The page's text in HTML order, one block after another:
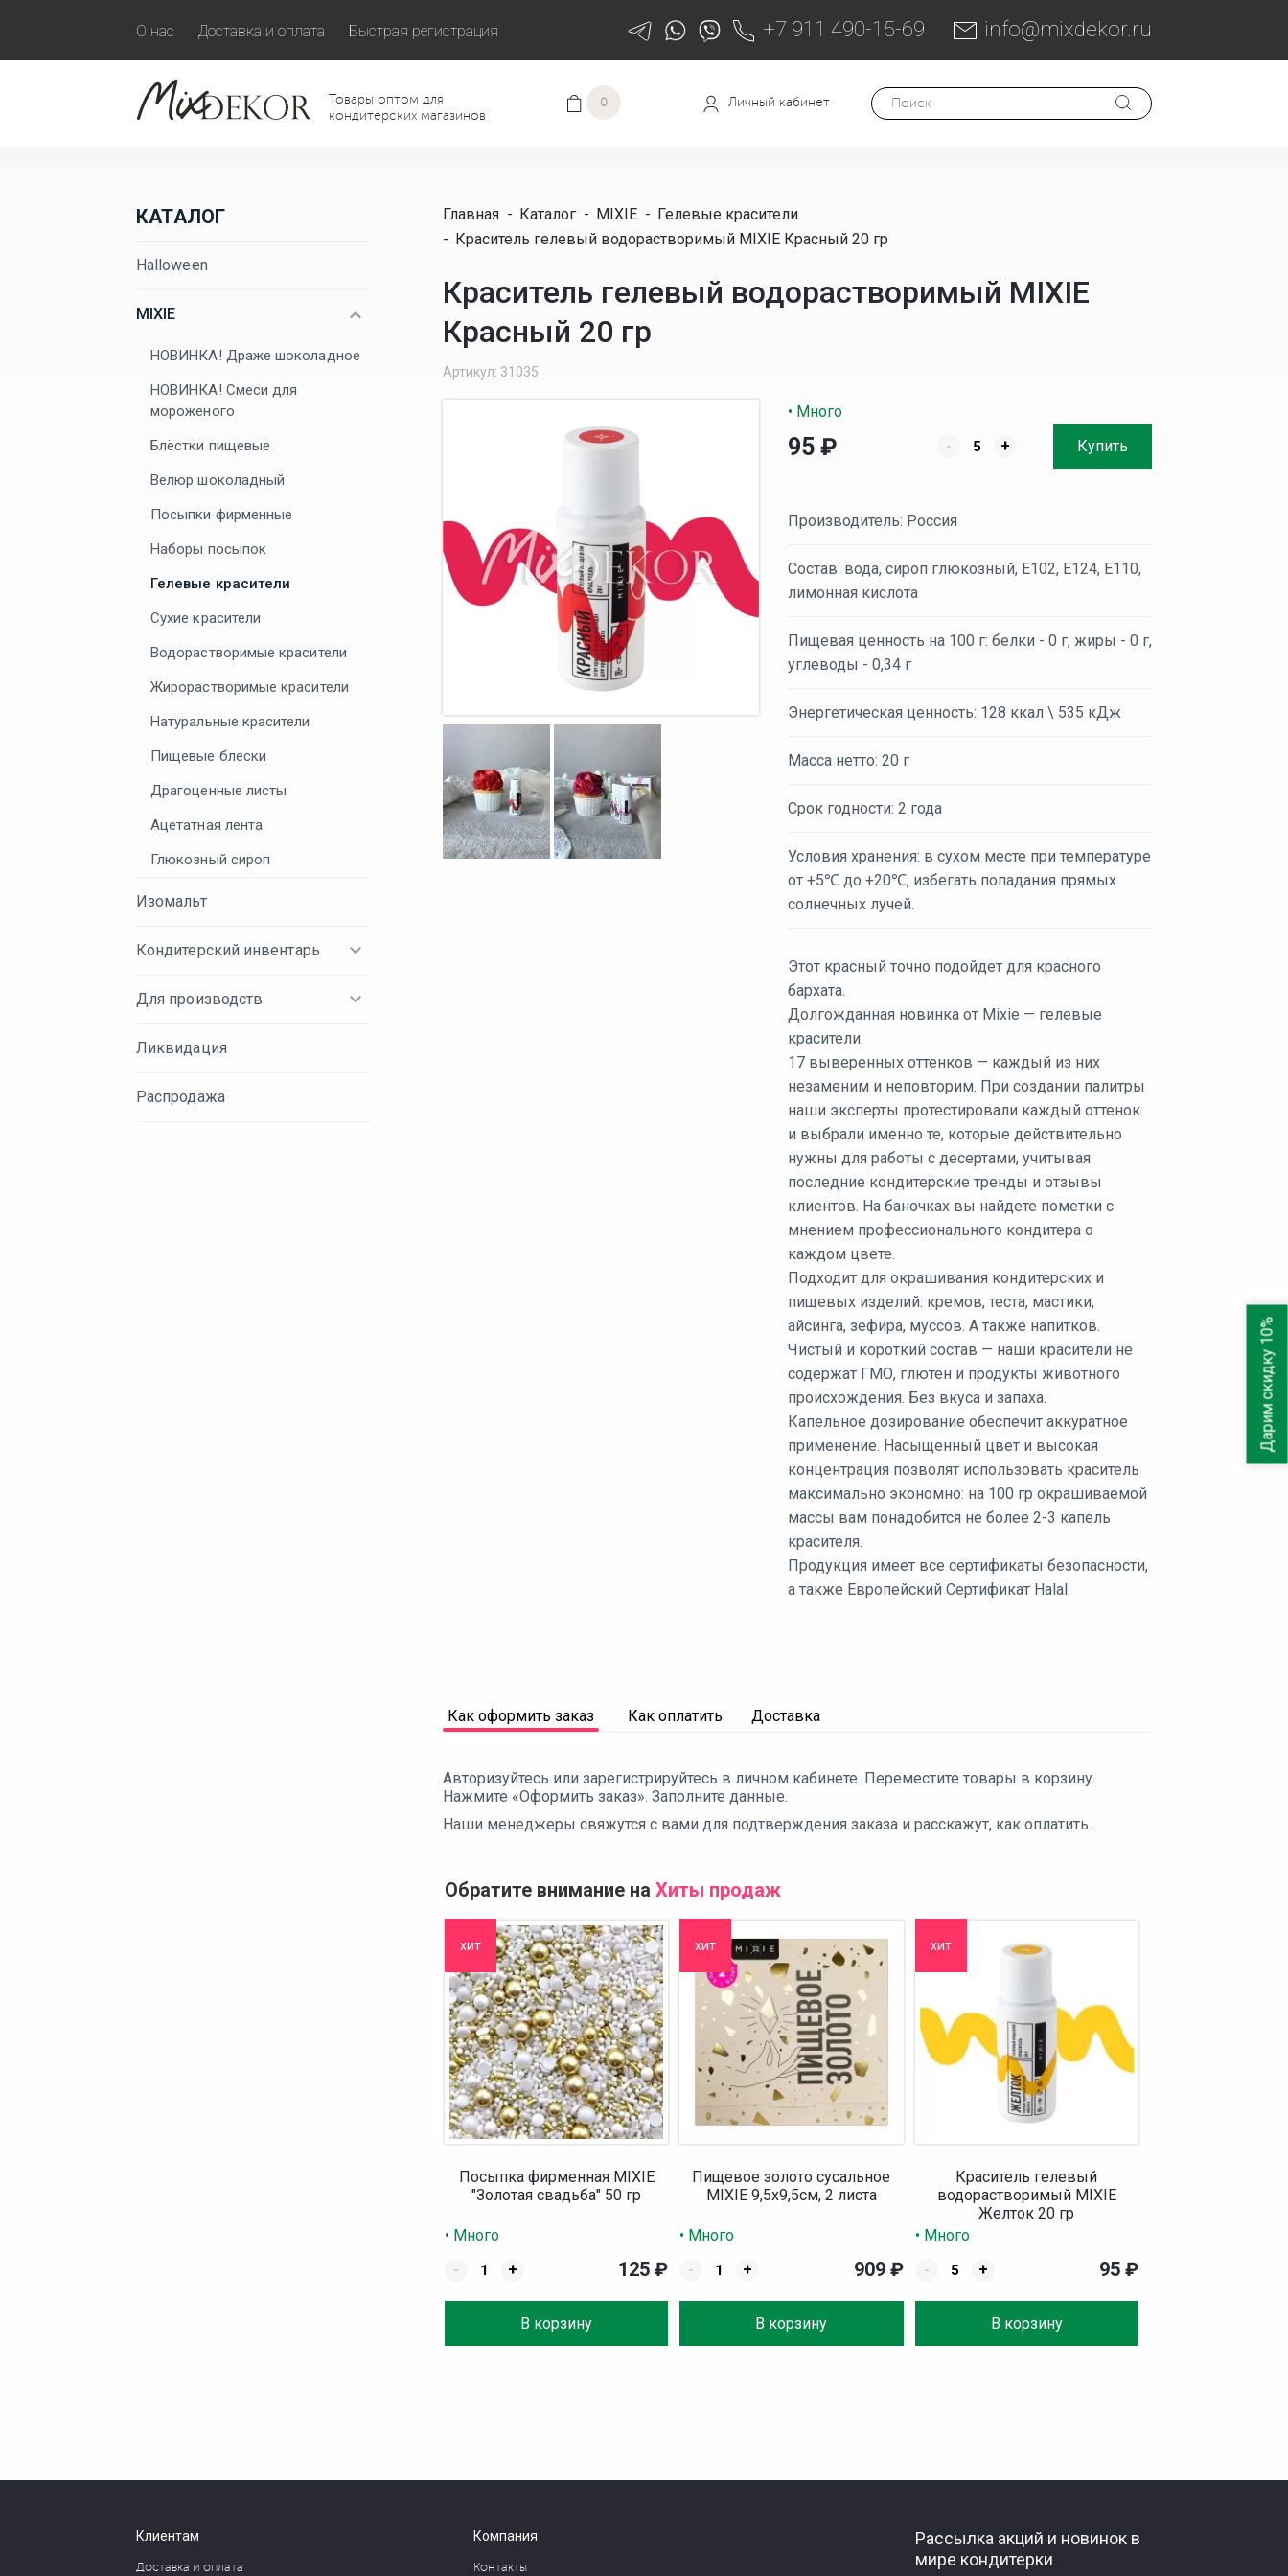
О нас Доставка и оплата Быстрая регистрация +7 911 490-15-69 info@mixdekor.ru
Товары оптом для
кондитерских магазинов
0 Личный кабинет
КАТАЛОГ
Halloween
MIXIE
НОВИНКА! Драже шоколадное
НОВИНКА! Смеси для
мороженого
Блёстки пищевые
Велюр шоколадный
Посыпки фирменные
Наборы посыпок
Гелевые красители
Сухие красители
Водорастворимые красители
Жирорастворимые красители
Натуральные красители
Пищевые блески
Драгоценные листы
Ацетатная лента
Глюкозный сироп
Изомальт
Кондитерский инвентарь
Для производств
Ликвидация
Распродажа
Главная - Каталог - MIXIE - Гелевые красители
- Краситель гелевый водорастворимый MIXIE Красный 20 гр
Краситель гелевый водорастворимый MIXIE
Красный 20 гр
Артикул: 31035
• Много
95 ₽ - + Купить
Производитель: Россия
Состав: вода, сироп глюкозный, Е102, Е124, Е110,
лимонная кислота
Пищевая ценность на 100 г: белки - 0 г, жиры - 0 г,
углеводы - 0,34 г
Энергетическая ценность: 128 ккал \ 535 кДж
Масса нетто: 20 г
Срок годности: 2 года
Условия хранения: в сухом месте при температуре
от +5℃ до +20℃, избегать попадания прямых
солнечных лучей.
Этот красный точно подойдет для красного
бархата.
Долгожданная новинка от Mixie — гелевые
красители.
17 выверенных оттенков — каждый из них
незаменим и неповторим. При создании палитры
наши эксперты протестировали каждый оттенок
и выбрали именно те, которые действительно
нужны для работы с десертами, учитывая
последние кондитерские тренды и отзывы
клиентов. На баночках вы найдете пометки с
мнением профессионального кондитера о
каждом цвете.
Подходит для окрашивания кондитерских и
пищевых изделий: кремов, теста, мастики,
айсинга, зефира, муссов. А также напитков.
Чистый и короткий состав — наши красители не
содержат ГМО, глютен и продукты животного
происхождения. Без вкуса и запаха.
Капельное дозирование обеспечит аккуратное
применение. Насыщенный цвет и высокая
концентрация позволят использовать краситель
максимально экономно: на 100 гр окрашиваемой
массы вам понадобится не более 2-3 капель
красителя.
Продукция имеет все сертификаты безопасности,
а также Европейский Сертификат Halal.
Как оформить заказ Как оплатить Доставка
Авторизуйтесь или зарегистрируйтесь в личном кабинете. Переместите товары в корзину.
Нажмите «Оформить заказ». Заполните данные.
Наши менеджеры свяжутся с вами для подтверждения заказа и расскажут, как оплатить.
Обратите внимание на Хиты продаж
хит
Посыпка фирменная MIXIE
"Золотая свадьба" 50 гр
• Много
-
+
В корзину
125₽
хит
Пищевое золото сусальное
MIXIE 9,5х9,5см, 2 листа
• Много
-
+
В корзину
909 ₽
хит
Краситель гелевый
водорастворимый MIXIE
Желток 20 гр
• Много
-
+
В корзину
95 ₽
Клиентам
Доставка и оплата
Компания
Контакты
Рассылка акций и новинок в
мире кондитерки
Дарим скидку 10%